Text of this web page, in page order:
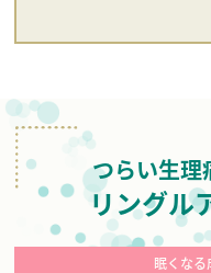
つらい生理
リングル
眠くな